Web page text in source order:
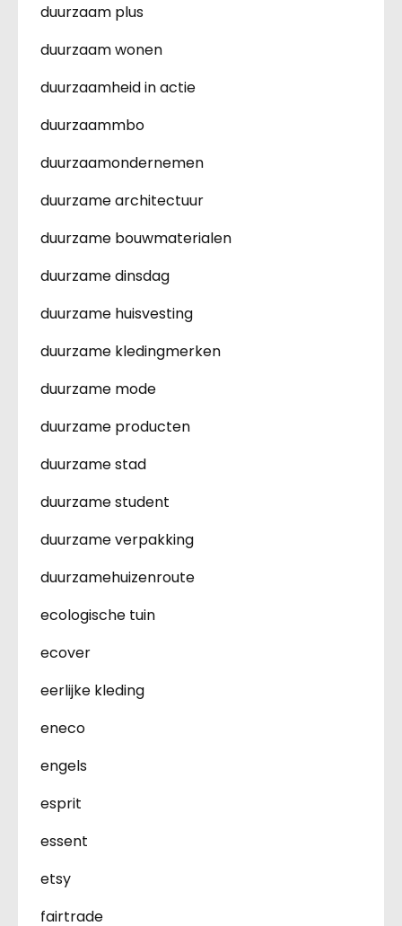
duurzaam plus
duurzaam wonen
duurzaamheid in actie
duurzaammbo
duurzaamondernemen
duurzame architectuur
duurzame bouwmaterialen
duurzame dinsdag
duurzame huisvesting
duurzame kledingmerken
duurzame mode
duurzame producten
duurzame stad
duurzame student
duurzame verpakking
duurzamehuizenroute
ecologische tuin
ecover
eerlijke kleding
eneco
engels
esprit
essent
etsy
fairtrade